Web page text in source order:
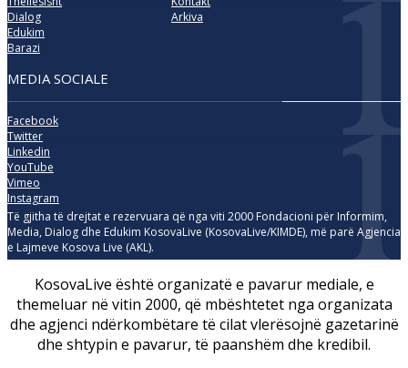
Dialog
Edukim
Barazi
Arkiva
MEDIA SOCIALE
Facebook
Twitter
Linkedin
YouTube
Vimeo
Instagram
Të gjitha të drejtat e rezervuara që nga viti 2000 Fondacioni për Informim,
Media, Dialog dhe Edukim KosovaLive (KosovaLive/KIMDE), më parë Agjencia
e Lajmeve Kosova Live (AKL).
KosovaLive është organizatë e pavarur mediale, e
themeluar në vitin 2000, që mbështetet nga organizata
dhe agjenci ndërkombëtare të cilat vlerësojnë gazetarinë
dhe shtypin e pavarur, të paanshëm dhe kredibil.